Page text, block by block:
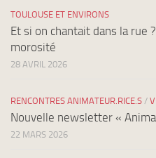
TOULOUSE ET ENVIRONS
Et si on chantait dans la rue
morosité
28 AVRIL 2026
RENCONTRES ANIMATEUR.RICE.S /
Nouvelle newsletter «
22 MARS 2026